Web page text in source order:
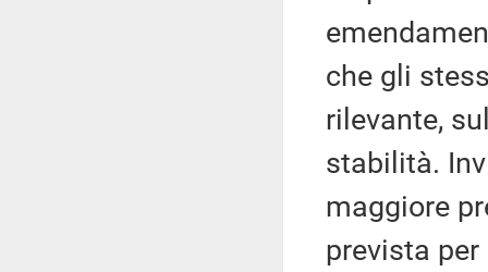
che gli
rilevante,
stabilità.
maggiore
prevista